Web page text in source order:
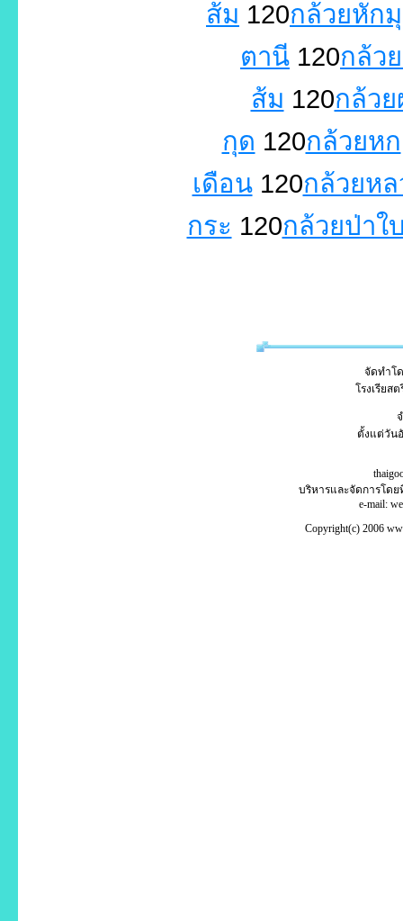
ส้ม 120กล้วยหัก
ตานี 120กล้ว
ส้ม 120กล้วย
กุด 120กล้วยหก
เดือน120กล้วยหล
กระ 120กล้วยป่าใ
จัดทำโ
โรงเรียส
ตั้งแต่วัน
บริหารและจัดการโด
e-mail:
Copyright(c) 2006